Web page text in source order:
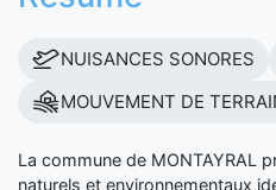
NUISANCES SONORES
MOUVEMENT DE
La commune de MONTAYRAL
naturels et environnementaux